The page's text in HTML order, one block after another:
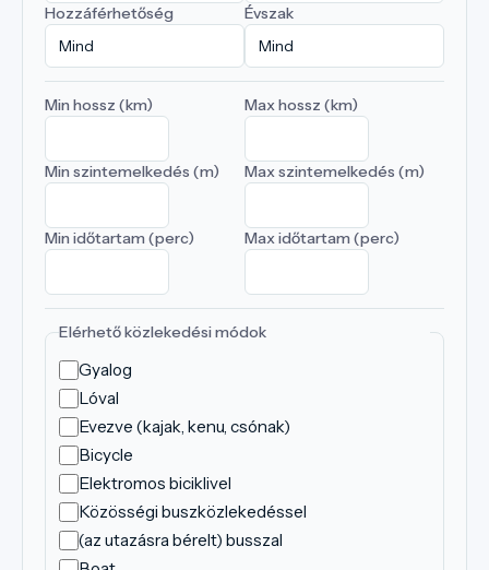
Hozzáférhetőség Évszak
Min hossz (km) Max hossz (km)
Min szintemelkedés (m) Max szintemelkedés (m)
Min időtartam (perc) Max időtartam (perc)
Elérhető közlekedési módok
Gyalog
Lóval
Evezve (kajak, kenu, csónak)
Bicycle
Elektromos biciklivel
Közösségi buszközlekedéssel
(az utazásra bérelt) busszal